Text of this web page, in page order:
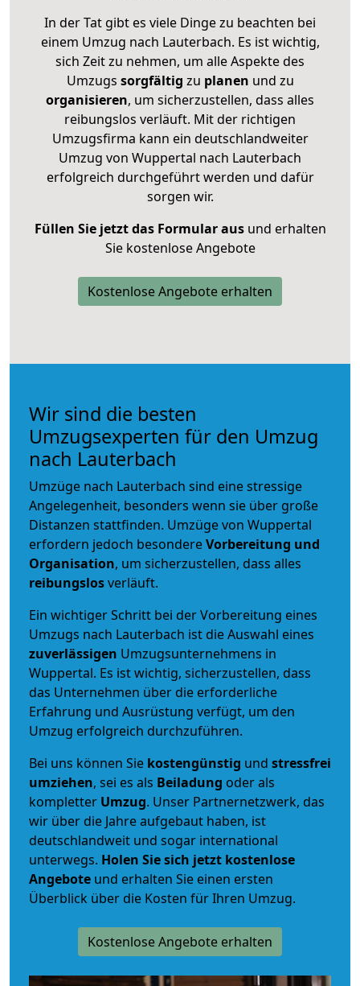
In der Tat gibt es viele Dinge zu beachten bei
einem Umzug nach Lauterbach. Es ist wichtig,
sich Zeit zu nehmen, um alle Aspekte des
Umzugs sorgfältig zu planen und zu
organisieren, um sicherzustellen, dass alles
reibungslos verläuft. Mit der richtigen
Umzugsfirma kann ein deutschlandweiter
Umzug von Wuppertal nach Lauterbach
erfolgreich durchgeführt werden und dafür
sorgen wir.
Füllen Sie jetzt das Formular ausund erhalten
Sie kostenlose Angebote
Kostenlose Angebote erhalten
Wir sind die besten
Umzugsexperten für den Umzug
nach Lauterbach
Umzüge nach Lauterbach sind eine stressige
Angelegenheit, besonders wenn sie über große
Distanzen stattfinden. Umzüge von Wuppertal
erfordern jedoch besondereVorbereitung und
Organisation, um sicherzustellen, dass alles
reibungslosverläuft.
Ein wichtiger Schritt bei der Vorbereitung eines
Umzugs nach Lauterbach ist die Auswahl eines
zuverlässigen Umzugsunternehmens in
Wuppertal. Es ist wichtig, sicherzustellen, dass
das Unternehmen über die erforderliche
Erfahrung und Ausrüstung verfügt, um den
Umzug erfolgreich durchzuführen.
Bei uns können Sie kostengünstig und stressfrei
umziehen, sei es als Beiladung oder als
kompletter Umzug. Unser Partnernetzwerk, das
wir über die Jahre aufgebaut haben, ist
deutschlandweit und sogar international
unterwegs. Holen Sie sich jetzt kostenlose
Angebote und erhalten Sie einen ersten
Überblick über die Kosten für Ihren Umzug.
Kostenlose Angebote erhalten